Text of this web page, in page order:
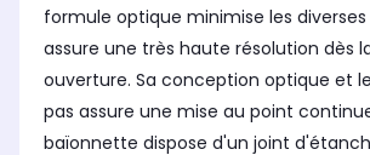
formule optique minimise les
assure une très haute résolution dès
ouverture. Sa conception optique et
pas assure une mise au point
baïonnette dispose d'un joint